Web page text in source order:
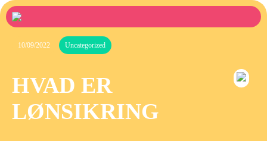
10/09/2022 Uncategorized
HVAD ER
LØNSIKRING